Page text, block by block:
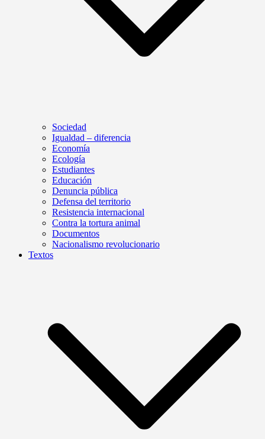
Sociedad
Igualdad – diferencia
Economía
Ecología
Estudiantes
Educación
Denuncia pública
Defensa del territorio
Resistencia internacional
Contra la tortura animal
Documentos
Nacionalismo revolucionario
Textos